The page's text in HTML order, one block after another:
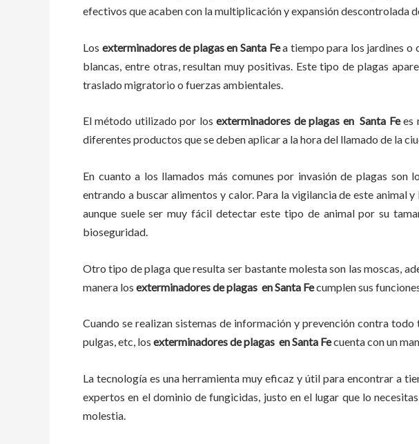
efectivos que acaben con la multiplicación y expansión descontrolada
Los exterminadores de plagasen Santa Fea tiempopara los jardines o
blancas, entre otras, resultan muy positivas. Este tipo de plagas
traslado migratorio o fuerzas ambientales.
El método utilizado por losexterminadores de plagas en Santa Fees
diferentes productos que se deben aplicar a la hora del llamado de la
En cuanto a los llamados más comunes por invasión de plagas
entrando a buscar alimentos y calor. Para la vigilancia de este animal
aunque suele ser muy fácil detectar este tipo de animal por su
bioseguridad.
Otro tipo de plaga que resulta ser bastante molesta son las moscas,
manera los exterminadores de plagas enSanta Fecumplen sus
Cuando se realizan sistemas de información y prevención contra
pulgas, etc, los exterminadores de plagas enSanta Fecuenta con un
La tecnología es una herramienta muy eficaz y útil para encontrar a
expertos en el dominio de fungicidas, justo en el lugar que lo
molestia.